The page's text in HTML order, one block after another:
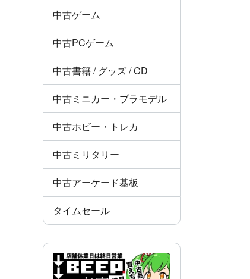
中古ゲーム
中古PCゲーム
中古書籍 / グッズ / CD
中古ミニカー・プラモデル
中古ホビー・トレカ
中古ミリタリー
中古アーケード基板
タイムセール